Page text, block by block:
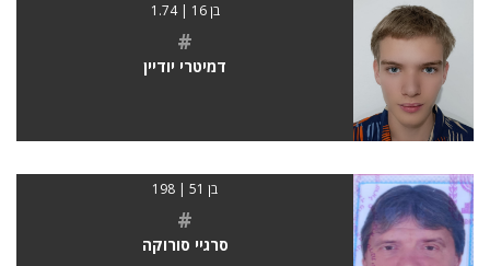
בן 16 | 1.74
#
דמיטרי יודיין
בן 51 | 198
#
סרגיי סורוקה